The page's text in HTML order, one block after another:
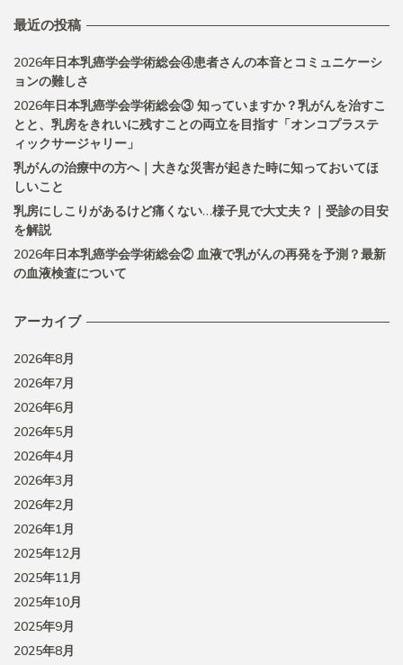
最近の投稿
2026年日本乳癌学会学術総会④患者さんの本音とコミュニケーシ
ョンの難しさ
2026年日本乳癌学会学術総会③ 知っていますか？乳がんを治すこ
とと、乳房をきれいに残すことの両立を目指す「オンコプラステ
ィックサージャリー」
乳がんの治療中の方へ｜大きな災害が起きた時に知っておいてほ
しいこと
乳房にしこりがあるけど痛くない…様子見で大丈夫？｜受診の目安
を解説
2026年日本乳癌学会学術総会② 血液で乳がんの再発を予測？最新
の血液検査について
アーカイブ
2026年8月
2026年7月
2026年6月
2026年5月
2026年4月
2026年3月
2026年2月
2026年1月
2025年12月
2025年11月
2025年10月
2025年9月
2025年8月